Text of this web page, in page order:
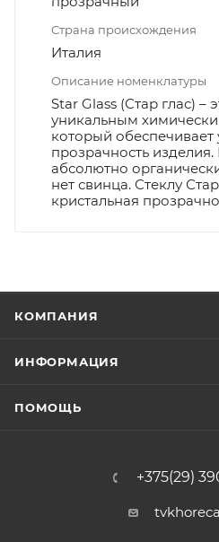
Страна происхождения
Италия
Описание номенклатуры
Star Glass (Стар глас) –
уникальным
который обеспечивает
прозрачность
абсолютно
нет свинца. Стеклу
кристальная
КОМПАНИЯ
ИНФОРМАЦИЯ
ПОМОЩЬ
+375(29)